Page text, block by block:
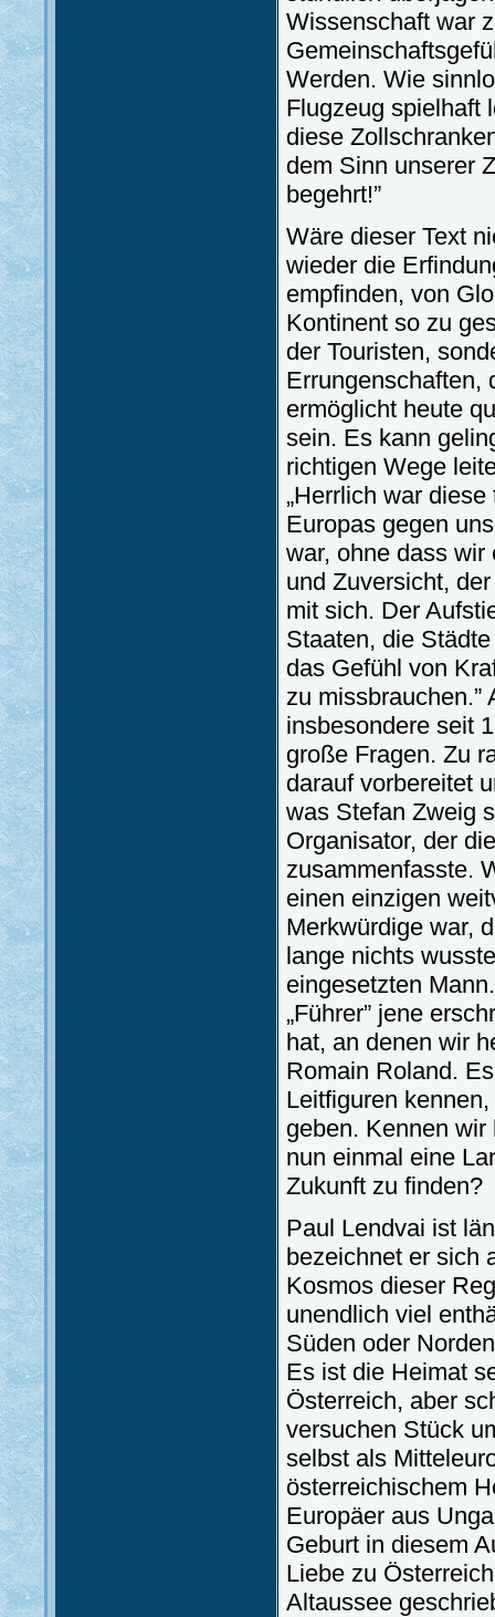
Wissenschaft war
Werden. Wie
Flugzeug spielhaft
diese
dem Sinn unserer
begehrt!”
Wäre dieser Text
wieder die
empfinden, von
Kontinent so zu
der Touristen,
Errungenschaften,
ermöglicht heute
sein. Es kann
richtigen Wege
„Herrlich war
Europas gegen
war, ohne dass wir
und Zuversicht,
mit sich. Der
Staaten, die
das Gefühl von
zu missbrauchen.”
insbesondere seit
große Fragen. Zu
darauf vorbereitet
was Stefan Zweig
Organisator, der
zusammenfasste.
einen einzigen
Merkwürdige war,
lange nichts
eingesetzten
„Führer” jene
hat, an denen wir
Romain Roland.
Leitfiguren
geben. Kennen
nun einmal eine
Zukunft zu finden?
Paul Lendvai ist
bezeichnet er sich
Kosmos dieser
unendlich viel
Süden oder
Es ist die Heimat
Österreich, aber
versuchen Stück
selbst als
österreichischem
Europäer aus
Geburt in diesem
Liebe zu
Altaussee